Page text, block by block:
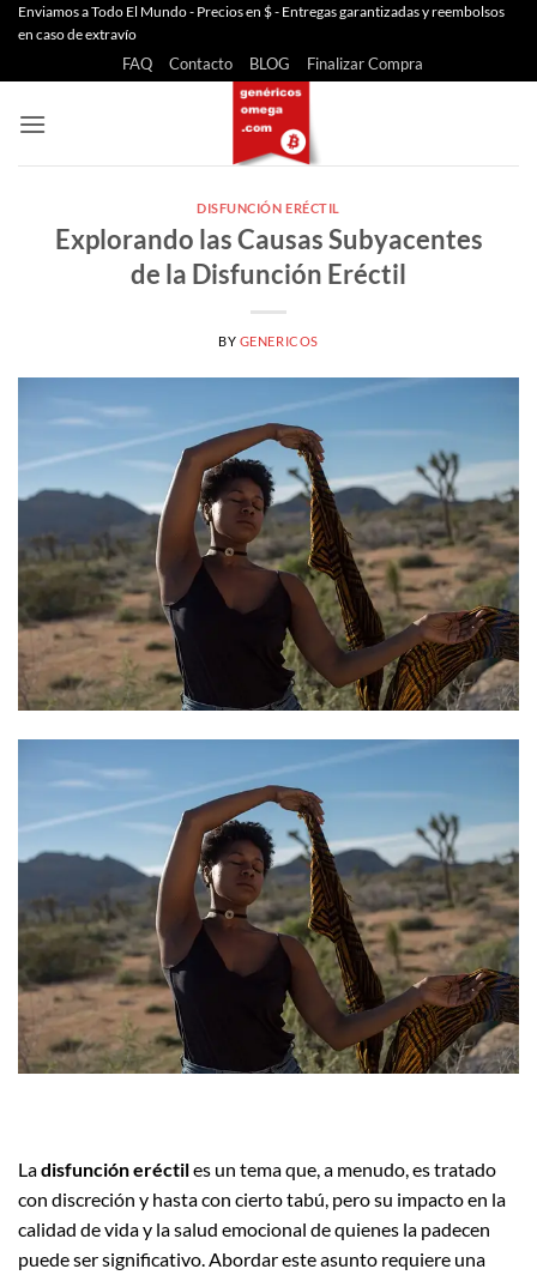
Saltar
Enviamos a Todo El Mundo - Precios en $ - Entregas garantizadas y reembolsos
en caso de extravío
FAQ Contacto BLOG Finalizar Compra
DISFUNCIÓN ERÉCTIL
Explorando las Causas Subyacentes
de la Disfunción Eréctil
BY GENERICOS
Ladisfunción eréctiles un tema que, a menudo, es tratado
con discreción y hasta con cierto tabú, pero su impacto en la
calidad de vida y la salud emocional de quienes la padecen
puede ser significativo. Abordar este asunto requiere una